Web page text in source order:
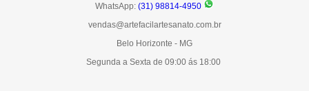
WhatsApp: (31) 98814-4950
vendas@artefacilartesanato.com.br
Belo Horizonte - MG
Segunda a Sexta de 09:00 ás 18:00